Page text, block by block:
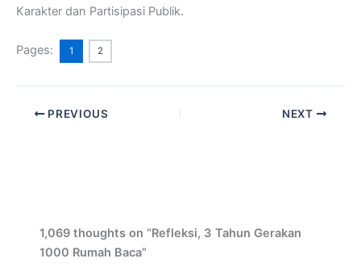
Karakter dan Partisipasi Publik.
Pages: 1 2
PREVIOUS NEXT
1,069 thoughts on “Refleksi, 3 Tahun Gerakan
1000 Rumah Baca”